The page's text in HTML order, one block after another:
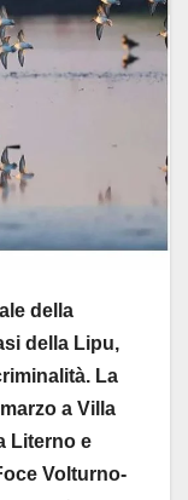
della
della Lipu,
La
a Villa
Literno e
Volturno-